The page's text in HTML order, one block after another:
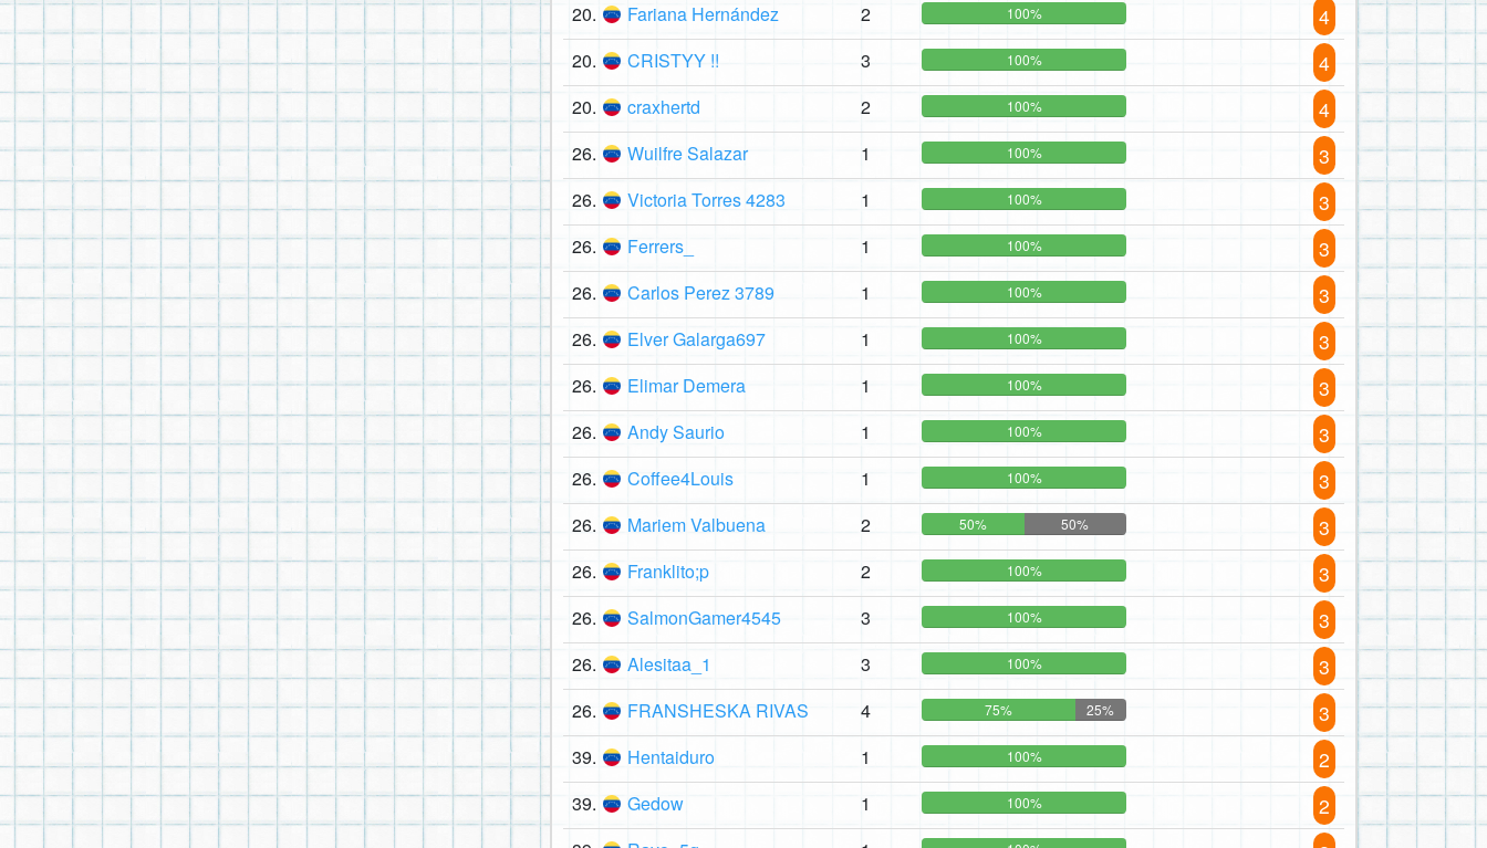
20. Fariana Hernández 2 100% 4
20. CRISTYY !! 3 100% 4
20. craxhertd 2 100% 4
26. Wuilfre Salazar 1 100% 3
26. Victoria Torres 4283 1 100% 3
26. Ferrers_ 1 100% 3
26. Carlos Perez 3789 1 100% 3
26. Elver Galarga697 1 100% 3
26. Elimar Demera 1 100% 3
26. Andy Saurio 1 100% 3
26. Coffee4Louis 1 100% 3
26. Mariem Valbuena 2 50% 50% 3
26. Franklito;p 2 100% 3
26. SalmonGamer4545 3 100% 3
26. Alesitaa_1 3 100% 3
26. FRANSHESKA RIVAS 4 75% 25% 3
39. Hentaiduro 1 100% 2
39. Gedow 1 100% 2